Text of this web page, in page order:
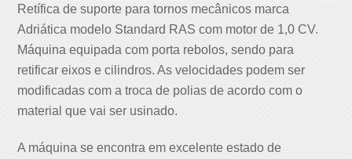
Retífica de suporte para tornos mecânicos marca
Adriática modelo Standard RAS com motor de 1,0 CV.
Máquina equipada com porta rebolos, sendo para
retificar eixos e cilindros. As velocidades podem ser
modificadas com a troca de polias de acordo com o
material que vai ser usinado.
A máquina se encontra em excelente estado de